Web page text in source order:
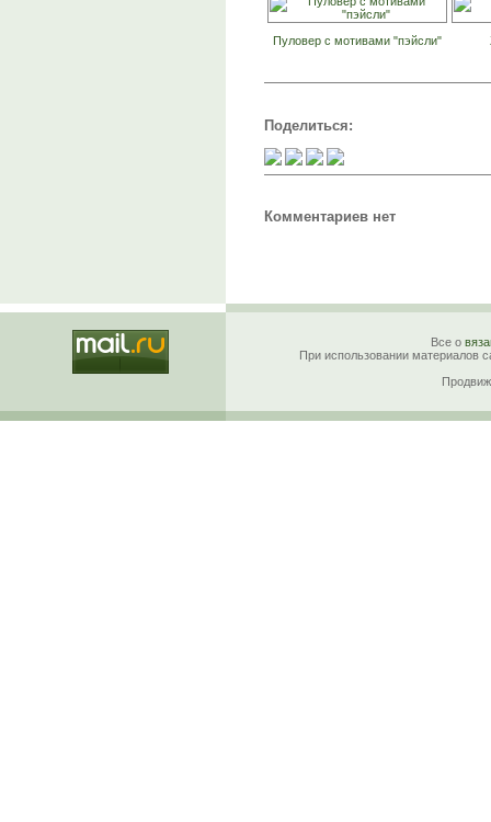
Пуловер с мотивами "пэйсли"
Поделиться:
Комментариев нет
Все о
При использовании материалов